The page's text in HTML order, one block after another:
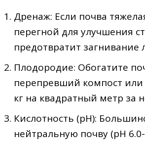
Дренаж: Если почва
перегной для улучшения
предотвратит загнивание
Плодородие: Обогатите
перепревший компост или
кг на квадратный метр за
Кислотность (pH):
нейтральную почву (pH